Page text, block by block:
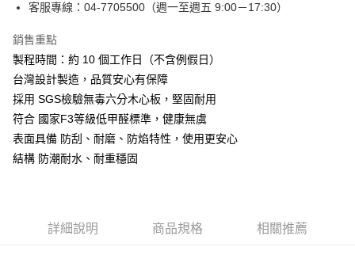
成交易。
4.訂單成立30分鐘內，如未前往確認交易或遇審核未通過，訂單將自動取
法說明評估內容。
【繳款方式說明】
1.分期款項不併入電信帳單，「大哥付你分期」於每月結算日後寄送繳費提
醒簡訊。
2.透過簡訊連結打開帳單後，可選擇「超商條碼／台灣大直營門市／銀行轉
帳／街口支付／iPASS MONEY」等通路繳費。
【注意事項】
2.基於同意付款使用「大哥付你分期」之契約關係目的，商店將以您的個人
資料（包含姓名、電話或地址）提供予台灣大哥大進項蒐集、處理及利用，
AFTEE先享後付是「在收到商品之後才付款」的支付方式。 讓您購物簡單
１．簡單：不需註冊會員、不需綁卡、不需儲值。
２．便利：只要手機號碼，簡訊認證，即可結帳。
【「AFTEE先享後付」結帳流程】
１．於結帳方式選擇「AFTEE先享後付」後，將跳轉至「AFTEE先享後付」
結帳頁面，進行簡訊認證並確認金額後，即可完成結帳。
２．訂單成立數日內，您將收到繳費通知簡訊。
３．收到繳費通知簡訊後14天內，點擊此簡訊中的連結，可透過四大超商／
※ 交易是否成功請以「AFTEE先享後付 」之結帳頁面顯示為準，若有關於
ATM付款
運送方式
➤一般商品『宅配寄送』：1.車趟為週一至六 2.無組裝，只送至一
樓 3.購買大型家具，可一同配送組裝
免運費
➤大型傢俱『免費組裝』：1.車趟為週二、週四 2.可指定日期，無
法指定當天抵達時段，白天至晚上皆可能
客服專線：04-7705500（週一至週五 9:00－17:30）
銷售重點
製程時間：約 10 個工作日（不含例假日）
台灣設計製造，品質安心有保障
採用 SGS檢驗無毒六分木心板，堅固耐用
符合 國家F3等級低甲醛標準，健康無虞
表面具備 防刮、耐磨、防焰特性，使用更安心
結構 防潮耐水、耐重穩固
詳細說明 商品規格 相關推薦